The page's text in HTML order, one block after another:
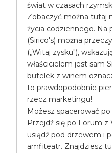
świat w czasach
Zobaczyć można tutaj
życia codziennego. Na
(Sirico's) można
(„Witaj zysku"),
właścicielem jest sam
butelek z winem
to prawdopodobnie
rzecz marketingu!
Możesz spacerować
Przejdź się po Forum
usiądź pod drzewem i
amfiteatr. Znajdziesz